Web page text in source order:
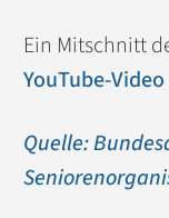
Ein Mitschnitt
YouTube-Video
Quelle: